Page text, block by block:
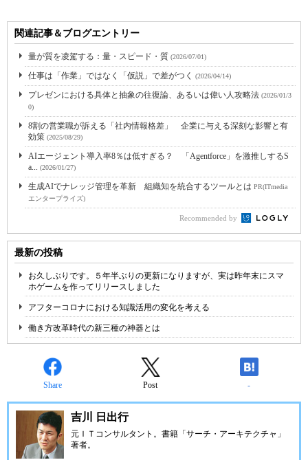
関連記事＆ブログエントリー
量が質を凌駕する：量・スピード・質 (2026/07/01)
仕事は「作業」ではなく「仮説」で差がつく (2026/04/14)
プレゼンにおける具体と抽象の往復論、あるいは偉い人攻略法 (2026/01/3
0)
8割の営業職が訴える「社内情報格差」 企業に与える深刻な影響と有
効策 (2025/08/29)
AIエージェント導入率8％は低すぎる？ 「Agentforce」を激推しするS
a... (2026/01/27)
生成AIでナレッジ管理を革新 組織知を統合するツールとは PR(ITmedia
エンタープライズ)
Recommended by
最新の投稿
お久しぶりです。５年半ぶりの更新になりますが、実は昨年末にスマ
ホゲームを作ってリリースしました
アフターコロナにおける知識活用の変化を考える
働き方改革時代の新三種の神器とは
Share Post -
吉川 日出行
元ＩＴコンサルタント。書籍「サーチ・アーキテクチャ」
著者。